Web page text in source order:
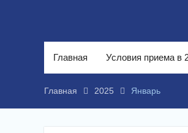
Главная Условия приема в
Главная 2025 Январь